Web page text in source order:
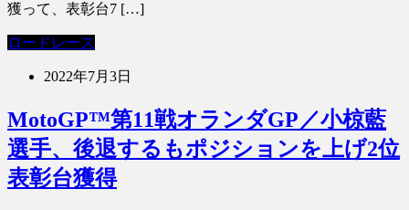
獲って、表彰台7 […]
ロードレース
2022年7月3日
MotoGP™第11戦オランダGP／小椋藍
選手、後退するもポジションを上げ2位
表彰台獲得